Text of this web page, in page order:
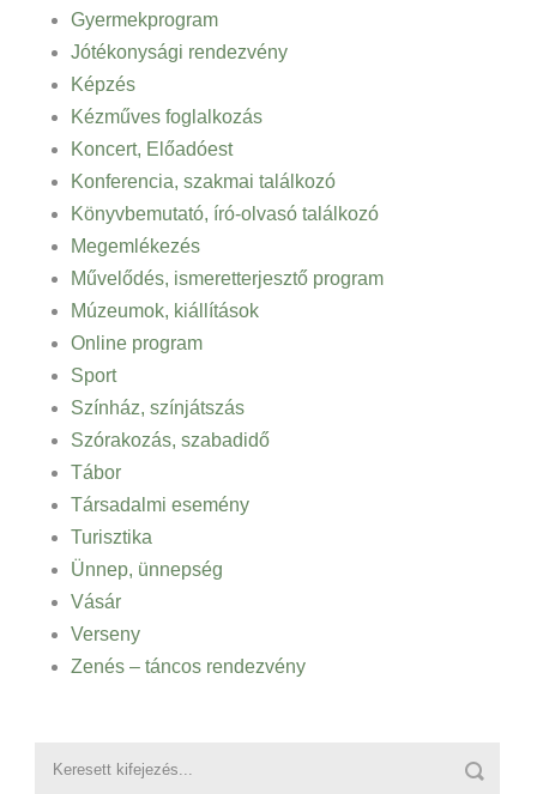
Gyermekprogram
Jótékonysági rendezvény
Képzés
Kézműves foglalkozás
Koncert, Előadóest
Konferencia, szakmai találkozó
Könyvbemutató, író-olvasó találkozó
Megemlékezés
Művelődés, ismeretterjesztő program
Múzeumok, kiállítások
Online program
Sport
Színház, színjátszás
Szórakozás, szabadidő
Tábor
Társadalmi esemény
Turisztika
Ünnep, ünnepség
Vásár
Verseny
Zenés – táncos rendezvény